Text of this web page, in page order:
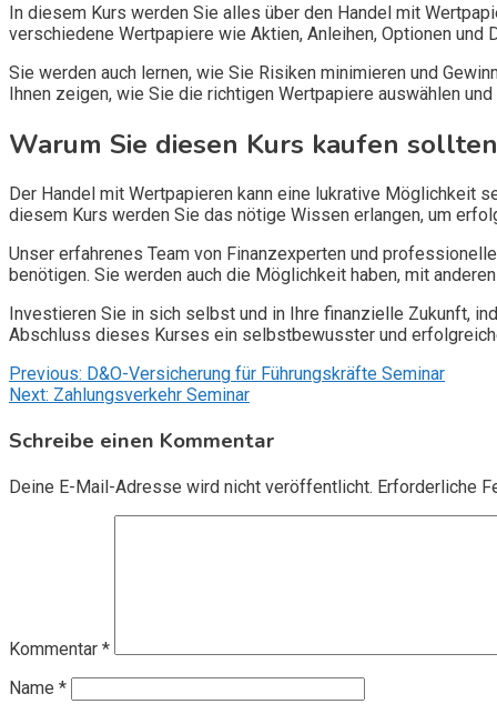
In diesem Kurs werden Sie alles über den Handel mit
verschiedene Wertpapiere wie Aktien, Anleihen, Optionen und
Sie werden auch lernen, wie Sie Risiken minimieren und
Ihnen zeigen, wie Sie die richtigen Wertpapiere auswählen
Warum Sie diesen Kurs kaufen sollten
Der Handel mit Wertpapieren kann eine lukrative Möglichkeit
diesem Kurs werden Sie das nötige Wissen erlangen, um
Unser erfahrenes Team von Finanzexperten und
benötigen. Sie werden auch die Möglichkeit haben, mit
Investieren Sie in sich selbst und in Ihre finanzielle Zukunft,
Abschluss dieses Kurses ein selbstbewusster und
Beitragsnavigation
Previous: D&O-Versicherung für Führungskräfte Seminar
Next: Zahlungsverkehr Seminar
Schreibe einen Kommentar
Deine E-Mail-Adresse wird nicht veröffentlicht. Erforderliche
Kommentar *
Name *